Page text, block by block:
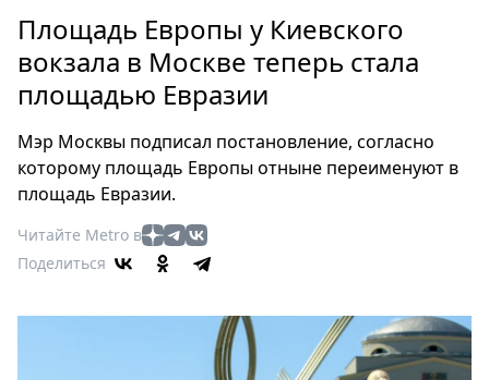
Россия
Мир
Здоровье
Туризм
Мода
Театр
Кино
Афиша
Площадь Европы у Киевского
вокзала в Москве теперь стала
площадью Евразии
Мэр Москвы подписал постановление, согласно
которому площадь Европы отныне переименуют в
площадь Евразии.
Читайте Metro в
Поделиться